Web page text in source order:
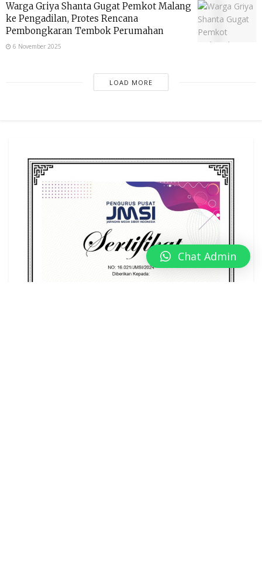
Warga Griya Shanta Gugat Pemkot Malang
ke Pengadilan, Protes Rencana
Pembongkaran Tembok Perumahan
6 November 2025
LOAD MORE
Chat Admin